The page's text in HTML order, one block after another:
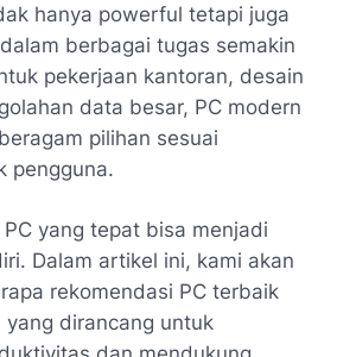
hanya powerful tetapi juga
berbagai tugas semakin
pekerjaan kantoran, desain
data besar, PC modern
pilihan sesuai
pengguna.
yang tepat bisa menjadi
Dalam artikel ini, kami akan
rekomendasi PC terbaik
dirancang untuk